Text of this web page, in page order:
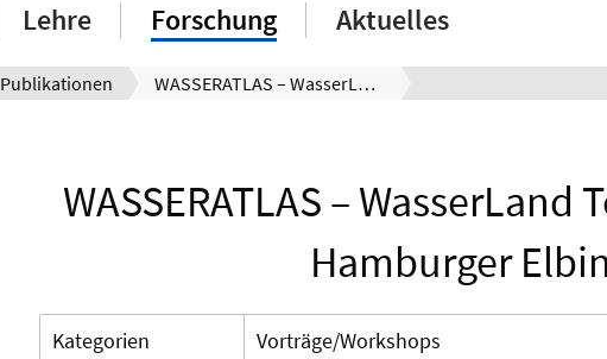
Lehre Forschung Aktuelles
Publikationen WASSERATLAS – WasserLand Topologien für die Hamburger Elbinsel
WASSERATLAS –
Hamburger
Kategorien
Vorträge/Workshops